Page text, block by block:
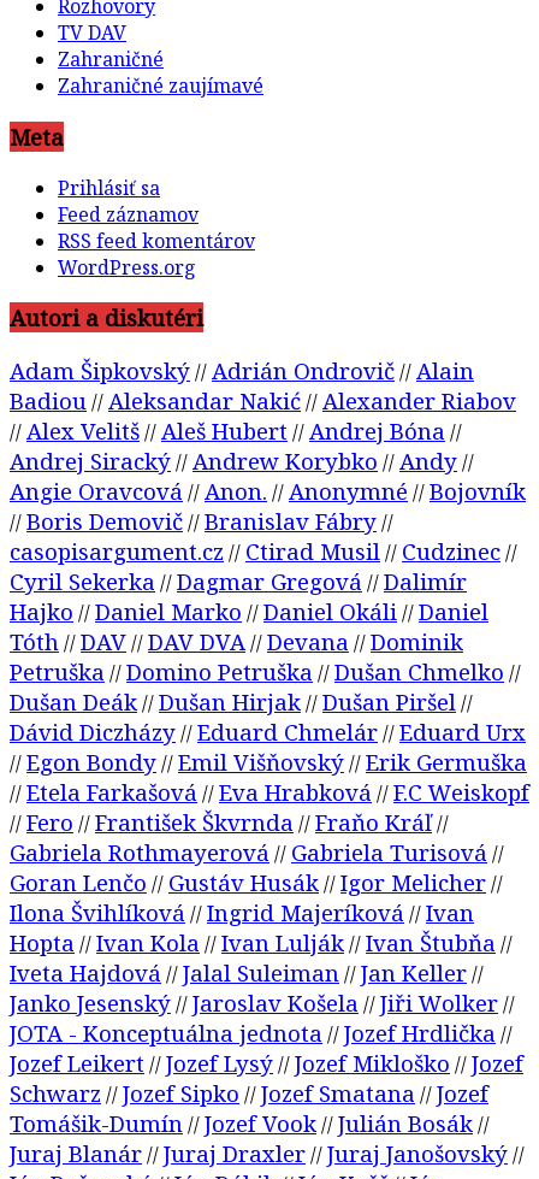
Rozhovory
TV DAV
Zahraničné
Zahraničné zaujímavé
Meta
Prihlásiť sa
Feed záznamov
RSS feed komentárov
WordPress.org
Autori a diskutéri
Adam Šipkovský//Adrián Ondrovič//Alain
Badiou//Aleksandar Nakić//Alexander Riabov
//Alex Velitš//Aleš Hubert//Andrej Bóna //
Andrej Siracký//Andrew Korybko //Andy//
Angie Oravcová //Anon. //Anonymné //Bojovník
//Boris Demovič//Branislav Fábry//
casopisargument.cz // Ctirad Musil// Cudzinec//
Cyril Sekerka //Dagmar Gregová //Dalimír
Hajko //Daniel Marko //Daniel Okáli//Daniel
Tóth//DAV//DAV DVA//Devana //Dominik
Petruška //Domino Petruška //Dušan Chmelko //
Dušan Deák//Dušan Hirjak//Dušan Piršel//
Dávid Diczházy//Eduard Chmelár//Eduard Urx
//Egon Bondy//Emil Višňovský//Erik Germuška
//Etela Farkašová //Eva Hrabková //F.C Weiskopf
//Fero //František Škvrnda //Fraňo Kráľ//
Gabriela Rothmayerová // Gabriela Turisová //
Goran Lenčo // Gustáv Husák//Igor Melicher//
Ilona Švihlíková //Ingrid Majeríková //Ivan
Hopta //Ivan Kola //Ivan Lulják//Ivan Štubňa //
Iveta Hajdová //Jalal Suleiman//Jan Keller//
Janko Jesenský//Jaroslav Košela //Jiři Wolker//
JOTA - Konceptuálna jednota //Jozef Hrdlička //
Jozef Leikert//Jozef Lysý//Jozef Mikloško //Jozef
Schwarz //Jozef Sipko //Jozef Smatana //Jozef
Tomášik-Dumín//Jozef Vook//Julián Bosák//
Juraj Blanár//Juraj Draxler//Juraj Janošovský//